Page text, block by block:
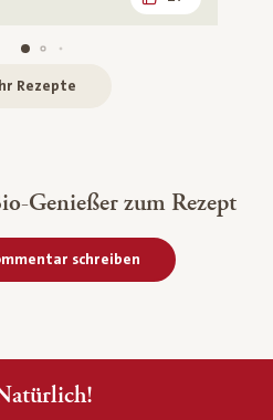
Rezepte
Genießer zum Rezept
schreiben